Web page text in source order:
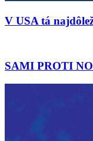
V USA tá
SAMI PROTI